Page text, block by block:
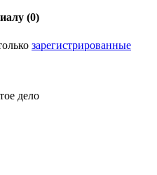
(0)
зарегистрированные
дело